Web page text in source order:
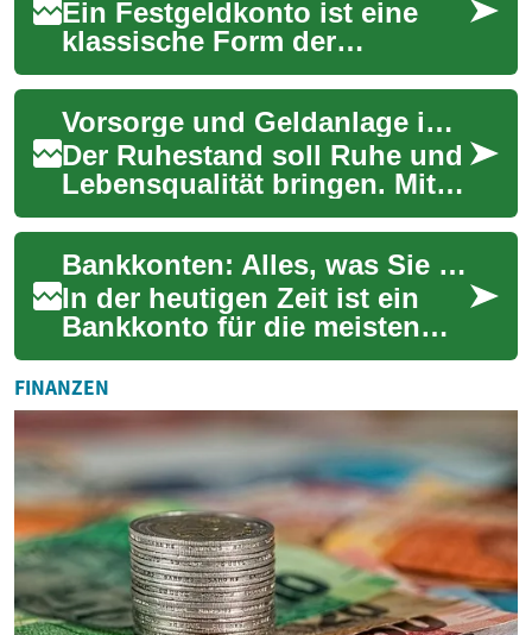
Ein Festgeldkonto ist eine
klassische Form der
Geldanlage, bei der Sparer ihr
Geld für einen festgelegten
Zeitraum zu...
Vorsorge und Geldanlage im Alter: Sicher investieren
Der Ruhestand soll Ruhe und
Lebensqualität bringen. Mit
der richtigen Finanzplanung
und professioneller Beratung
könn...
Bankkonten: Alles, was Sie über Geldanlage und Finanzen wissen müssen
In der heutigen Zeit ist ein
Bankkonto für die meisten
Menschen unerlässlich. Es
dient nicht nur als sicherer
Aufbewa...
FINANZEN